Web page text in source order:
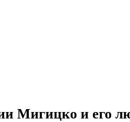
Мигицко и его